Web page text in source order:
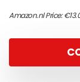
Amazon.nl Price:€